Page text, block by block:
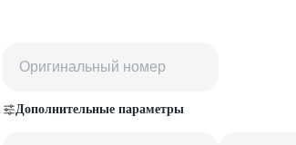
Дополнительные параметры